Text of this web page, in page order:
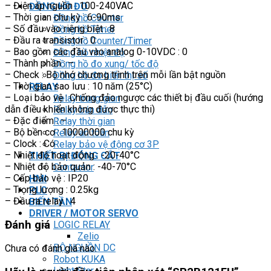
ĐỒNG HỒ ĐO
Đồng hồ Counter
Đồng hồ Timer
Đồng hồ Counter/Timer
Đồng hồ nhiệt độ
Đồng hồ đo xung/ tốc độ
Đồng hồ đo hiển thị số
RELAY
Relay trung gian
Relay bán dẫn
Relay thời gian
Relay an toàn
Relay bảo vệ động cơ 3P
THIẾT BỊ ĐÓNG CẮT
Contactor
HMI
PLC
BIẾN TẦN
DRIVER / MOTOR SERVO
LOGIC RELAY
Zelio
BỘ NGUỒN DC
Robot KUKA
– Điện áp nguồn : 100-240VAC
– Thời gian chu kỳ : 6-90ms
– Số đầu vào riêng biệt : 8
– Đầu ra transistor : 0
– Bao gồm các đầu vào analog 0-10VDC : 0
– Thành phần : –
– Check : Bộ nhớ chương trình trên mỗi lần bật nguồn
– Thời gian sao lưu : 10 năm (25°C)
– Loại bảo vệ : Chống đảo ngược các thiết bị đầu cuối (hướng
dẫn điều khiển không được thực thi)
– Đặc điểm : –
– Bộ bền cơ : 10000000 chu kỳ
– Clock : Có
– Nhiệt độ hoạt động : -20-40°C
– Nhiệt độ bảo quản : -40-70°C
– Cấp bảo vệ : IP20
– Trọng lượng : 0.25kg
– Đầu ra relay : 4
Đánh giá
Chưa có đánh giá nào.